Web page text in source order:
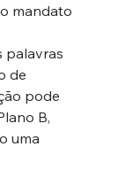
mandato
palavras
de
pode
B,
uma